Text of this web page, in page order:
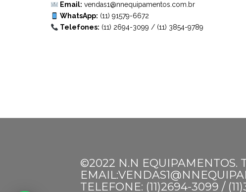
Email: vendas1@nnequipamentos.com.br
WhatsApp: (11) 91579-6672
Telefones: (11) 2694-3099 / (11) 3854-9789
©2022 N.N EQUIPAMENTOS.
TELEFONE: (11)2694-3099 /